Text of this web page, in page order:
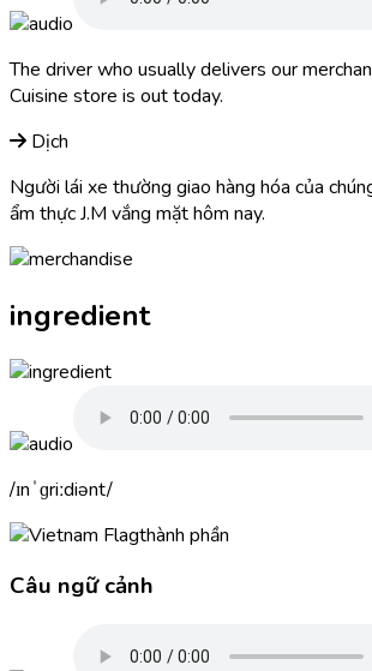
The driver who usually delivers our
Cuisine store is out today.
Dịch
Người lái xe thường giao hàng hóa của
ẩm thực J.M vắng mặt hôm nay.
ingredient
ɪnˈɡriːdiənt
thành phần
Câu ngữ cảnh